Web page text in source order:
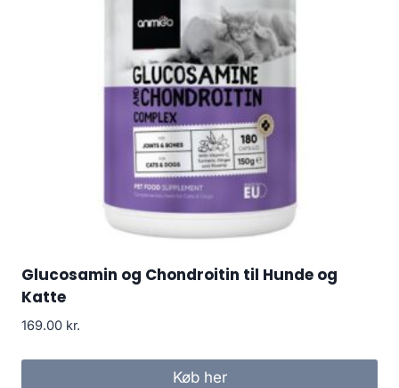
Glucosamin og Chondroitin til Hunde og
Katte
169.00 kr.
Køb her